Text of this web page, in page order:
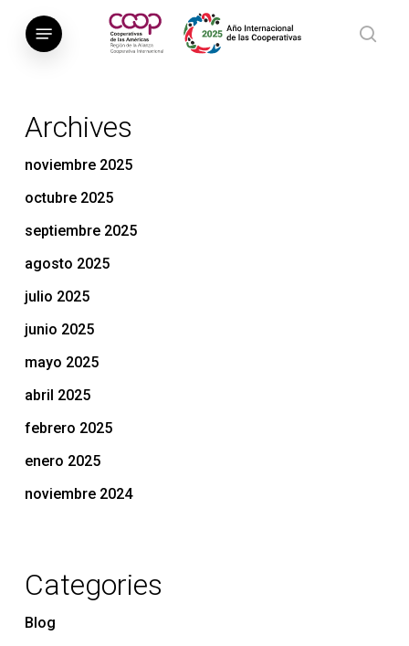
Menú
Archives
noviembre 2025
octubre 2025
septiembre 2025
agosto 2025
julio 2025
junio 2025
mayo 2025
abril 2025
febrero 2025
enero 2025
noviembre 2024
Categories
Blog